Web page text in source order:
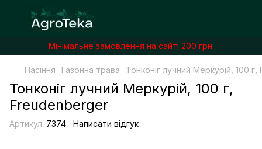
Мінімальне замовлення на сайті 200 грн.
Насіння Газонна трава Тонконіг лучний Меркурій, 100
Тонконіг лучний Меркурій, 100 г,
Freudenberger
Артикул: 7374 Написати відгук